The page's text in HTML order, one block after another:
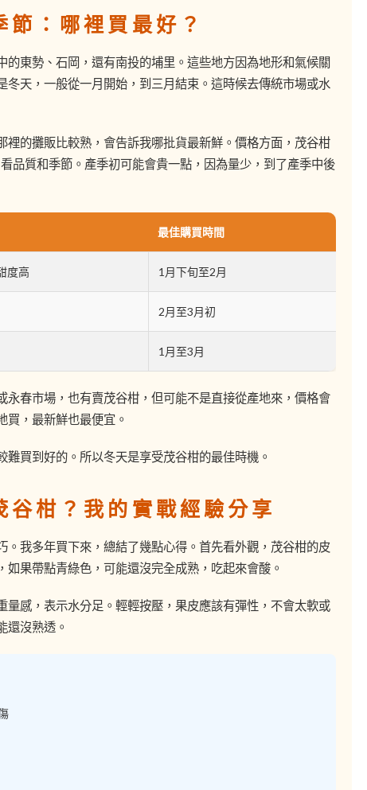
：哪裡買最好？
的東勢、石岡，還有南投的埔里。這些地方因為地形和氣候關
冬天，一般從一月開始，到三月結束。這時候去傳統市場或水
裡的攤販比較熟，會告訴我哪批貨最新鮮。價格方面，茂谷柑
品質和季節。產季初可能會貴一點，因為量少，到了產季中後
最佳購買時間
度高 1月下旬至2月
2月至3月初
1月至3月
永春市場，也有賣茂谷柑，但可能不是直接從產地來，價格會
買，最新鮮也最便宜。
買到好的。所以冬天是享受茂谷柑的最佳時機。
谷柑？我的實戰經驗分享
。我多年買下來，總結了幾點心得。首先看外觀，茂谷柑的皮
果帶點青綠色，可能還沒完全成熟，吃起來會酸。
量感，表示水分足。輕輕按壓，果皮應該有彈性，不會太軟或
還沒熟透。